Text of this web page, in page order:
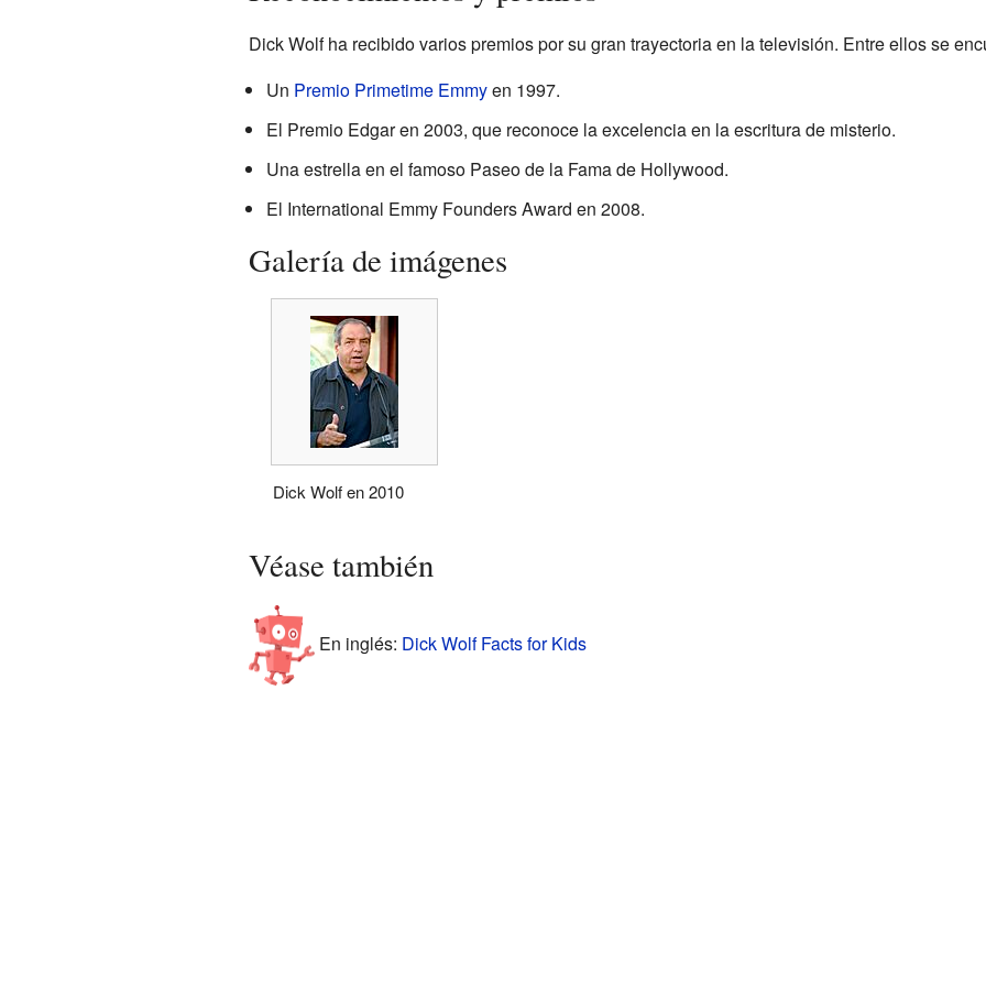
Dick Wolf ha recibido varios premios por su gran trayectoria en la televisión. Entre ellos se
Un Premio Primetime Emmyen 1997.
El Premio Edgar en 2003, que reconoce la excelencia en la escritura de misterio.
Una estrella en el famoso Paseo de la Fama de Hollywood.
El International Emmy Founders Award en 2008.
Galería de imágenes
Dick Wolf en 2010
Véase también
En inglés: Dick Wolf Facts for Kids